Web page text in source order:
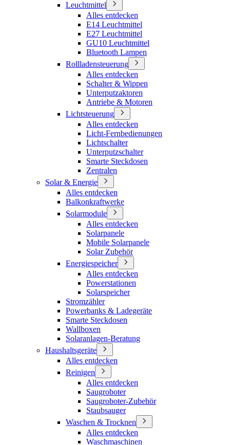
Leuchtmittel
Alles entdecken
E14 Leuchtmittel
E27 Leuchtmittel
GU10 Leuchtmittel
Bluetooth Lampen
Rollladensteuerung
Alles entdecken
Schalter & Wippen
Unterputzaktoren
Antriebe & Motoren
Lichtsteuerung
Alles entdecken
Licht-Fernbedienungen
Lichtschalter
Unterputzschalter
Smarte Steckdosen
Zentralen
Solar & Energie
Alles entdecken
Balkonkraftwerke
Solarmodule
Alles entdecken
Solarpanele
Mobile Solarpanele
Solar Zubehör
Energiespeicher
Alles entdecken
Powerstationen
Solarspeicher
Stromzähler
Powerbanks & Ladegeräte
Smarte Steckdosen
Wallboxen
Solaranlagen-Beratung
Haushaltsgeräte
Alles entdecken
Reinigen
Alles entdecken
Saugroboter
Saugroboter-Zubehör
Staubsauger
Waschen & Trocknen
Alles entdecken
Waschmaschinen